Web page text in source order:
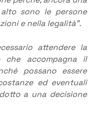
sono le persone
e nella legalità”.
attendere la
che accompagna il
possano essere
ed eventuali
a una decisione